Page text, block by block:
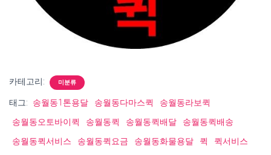
카테고리: 미분류
태그: 송월동1톤용달 송월동다마스퀵
송월동라보퀵
송월동오토바이퀵
송월동퀵 송월동퀵배달
송월동퀵배송
송월동퀵서비스
송월동퀵요금 송월동화물용달 퀵
퀵서비스